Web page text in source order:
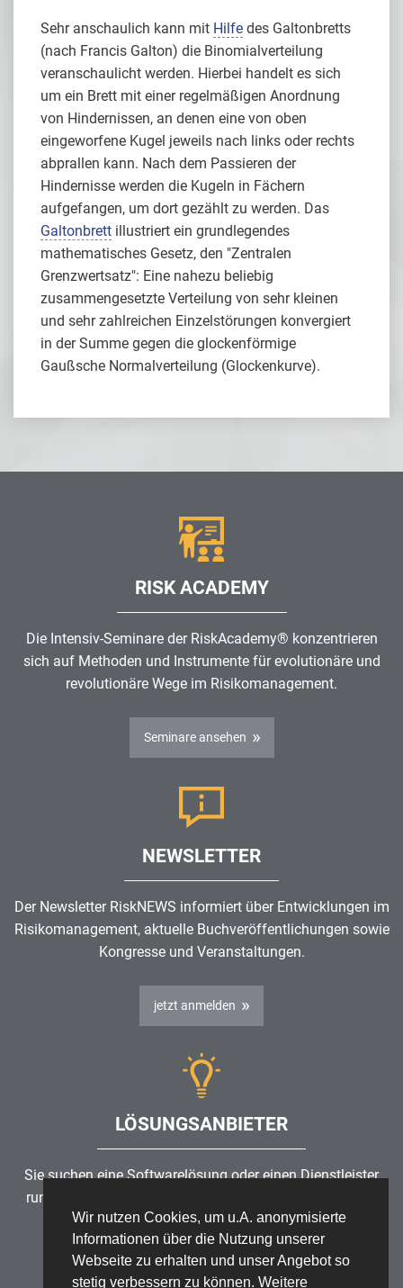
Wir nutzen Cookies, um u.A. anonymisierte
Informationen über die Nutzung unserer
Webseite zu erhalten und unser Angebot so
stetig verbessern zu können. Weitere
Sehr anschaulich kann mit Hilfe des Galtonbretts
(nach Francis Galton) die Binomialverteilung
veranschaulicht werden. Hierbei handelt es sich
um ein Brett mit einer regelmäßigen Anordnung
von Hindernissen, an denen eine von oben
eingeworfene Kugel jeweils nach links oder rechts
abprallen kann. Nach dem Passieren der
Hindernisse werden die Kugeln in Fächern
aufgefangen, um dort gezählt zu werden. Das
Galtonbrett illustriert ein grundlegendes
mathematisches Gesetz, den "Zentralen
Grenzwertsatz": Eine nahezu beliebig
zusammengesetzte Verteilung von sehr kleinen
und sehr zahlreichen Einzelstörungen konvergiert
in der Summe gegen die glockenförmige
Gaußsche Normalverteilung (Glockenkurve).
RISK ACADEMY
Die Intensiv-Seminare der RiskAcademy® konzentrieren
sich auf Methoden und Instrumente für evolutionäre und
revolutionäre Wege im Risikomanagement.
Seminare ansehen
NEWSLETTER
Der Newsletter RiskNEWS informiert über Entwicklungen im
Risikomanagement, aktuelle Buchveröffentlichungen sowie
Kongresse und Veranstaltungen.
jetzt anmelden
LÖSUNGSANBIETER
Sie suchen eine Softwarelösung oder einen Dienstleister
rund um die Themen
ISMS?
Partner finden